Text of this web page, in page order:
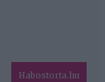
Habostorta.hu